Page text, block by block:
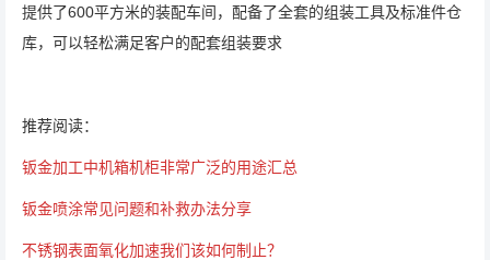
提供了600平方米的装配车间，配备了全套的组装工具及标准件仓
库，可以轻松满足客户的配套组装要求
推荐阅读：
钣金加工中机箱机柜非常广泛的用途汇总
钣金喷涂常见问题和补救办法分享
不锈钢表面氧化加速我们该如何制止？